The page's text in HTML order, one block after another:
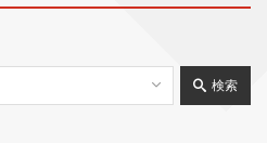
検索